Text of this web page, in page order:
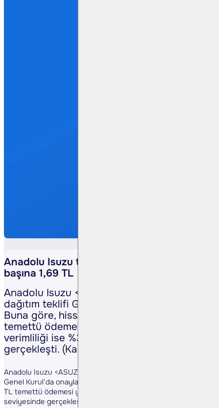
Anadolu Isuzu temettü dağıtacak: Hisse
başına 1,69 TL
Anadolu Isuzu <ASUZU TI>’nun kar payı
dağıtım teklifi Genel Kurul’da onaylandı.
Buna göre, hisse başına net 1,69 TL
temettü ödemesi yapılacak. Temettü
verimliliği ise %3,13 seviyesinde
gerçekleşti. (Kaynak: KAP)
Anadolu Isuzu <ASUZU TI>’nun kar payı dağıtım teklifi
Genel Kurul’da onaylandı. Buna göre, hisse başına net 1,69
TL temettü ödemesi yapılacak. Temettü verimliliği ise %3,13
seviyesinde gerçekleşti.